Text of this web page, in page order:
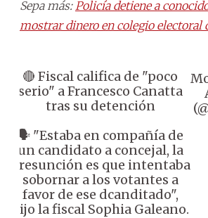
Sepa más: Policía detiene a
mostrar dinero en colegio electoral
🔴 Fiscal califica de "poco
serio" a Francesco Canatta
tras su detención
🗣️ "Estaba en compañía de
un candidato a concejal, la
presunción es que intentaba
sobornar a los votantes a
favor de ese dcanditado",
dijo la fiscal Sophia Galeano.